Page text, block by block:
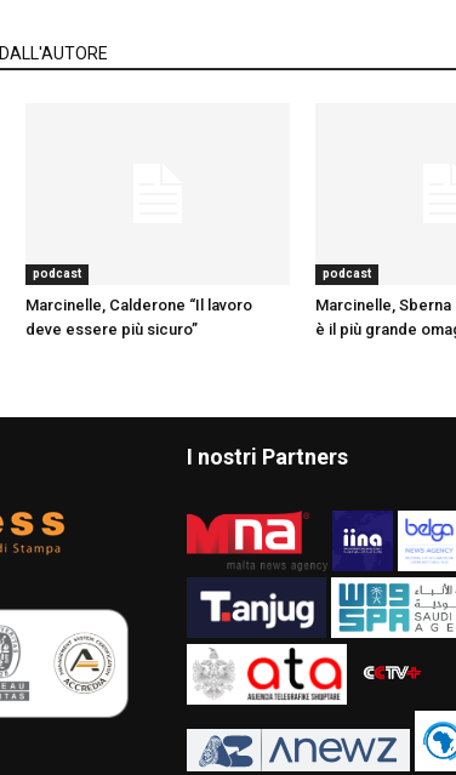
podcast
Marcinelle, Calderone “Il lavoro
deve essere più sicuro”
podcast
Marcinelle, Sberna
è il più grande
I nostri Partners